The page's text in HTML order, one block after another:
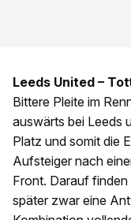
Leeds United –
Bittere Pleite im
auswärts bei Leeds
Platz und somit die
Aufsteiger nach
Front. Darauf
später zwar eine